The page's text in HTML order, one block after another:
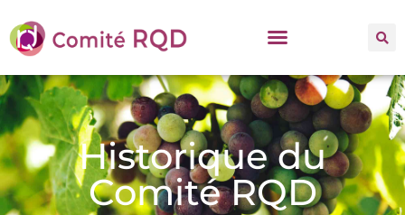
Historique du
Comité RQD